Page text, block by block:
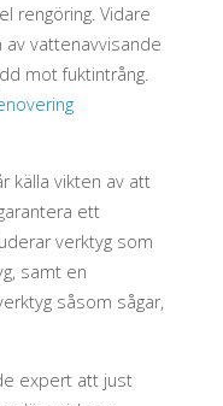
rengöring. Vidare
av vattenavvisande
mot fuktintrång.
källa vikten av att
ett
verktyg som
samt en
såsom sågar,
expert att just